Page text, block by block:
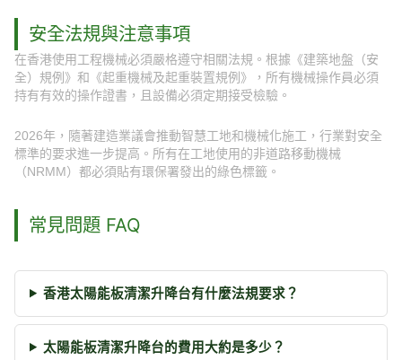
安全法規與注意事項
在香港使用工程機械必須嚴格遵守相關法規。根據《建築地盤（安
全）規例》和《起重機械及起重裝置規例》，所有機械操作員必須
持有有效的操作證書，且設備必須定期接受檢驗。
2026年，隨著建造業議會推動智慧工地和機械化施工，行業對安全
標準的要求進一步提高。所有在工地使用的非道路移動機械
（NRMM）都必須貼有環保署發出的綠色標籤。
常見問題 FAQ
香港太陽能板清潔升降台有什麼法規要求？
太陽能板清潔升降台的費用大約是多少？